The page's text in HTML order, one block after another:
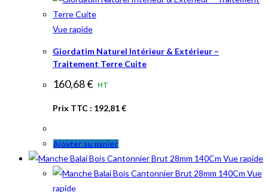
Vue rapide
Giordatim Naturel Intérieur & Extérieur –
Traitement Terre Cuite
160,68€ HT
Prix TTC : 192,81€
Ajouter au panier
Vue rapide
Vue
rapide